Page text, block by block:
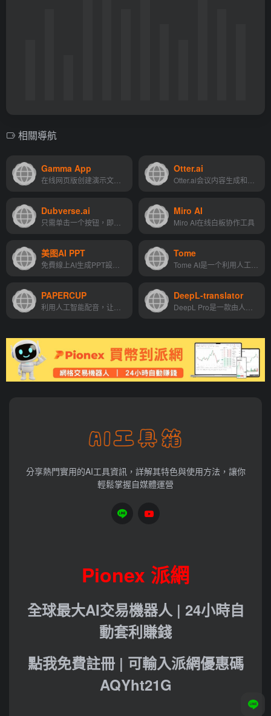
相關導航
Gamma App Otter.ai
Dubverse.ai Miro AI
Miro AI在线白板协作工具
美图AI PPT Tome
PAPERCUP DeepL-translator
分享熱門實用的AI工具資訊，詳解其特色與使用方法，讓你
輕鬆掌握自媒體運營
Pionex 派網
全球最大AI交易機器人 | 24小時自
動套利賺錢
點我免費註冊 | 可輸入派網優惠碼
AQYht21G